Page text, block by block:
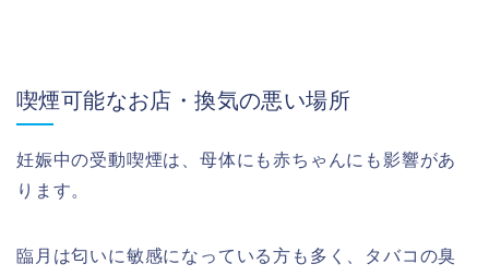
喫煙可能なお店・換気の悪い場所
妊娠中の受動喫煙は、母体にも赤ちゃんにも影響があ
ります。
臨月は匂いに敏感になっている方も多く、タバコの臭